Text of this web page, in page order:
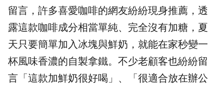
留言，許多喜愛咖啡的網友紛紛現身推薦，透
露這款咖啡成分相當單純、完全沒有加糖，夏
天只要簡單加入冰塊與鮮奶，就能在家秒變一
杯風味香濃的自製拿鐵。不少老顧客也紛紛留
言「這款加鮮奶很好喝」、「很適合放在辦公